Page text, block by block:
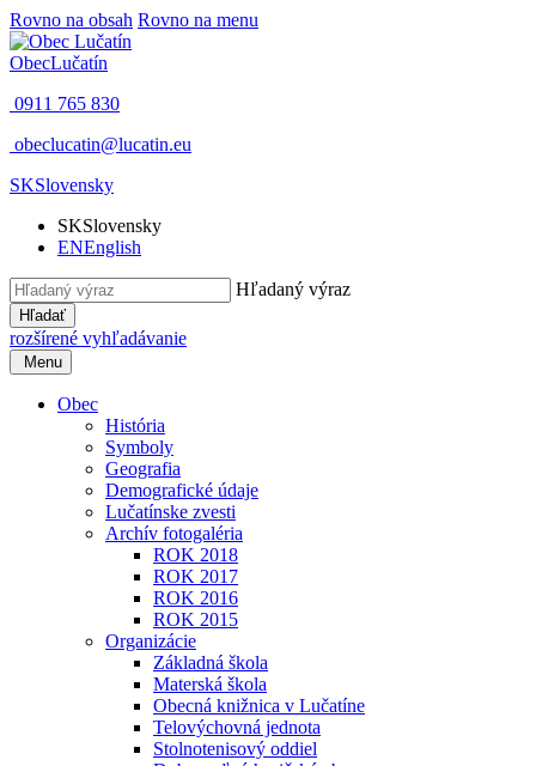
Rovno na obsah Rovno na menu
ObecLučatín
0911 765 830
obeclucatin@lucatin.eu
SKSlovensky
SKSlovensky
ENEnglish
Hľadaný výraz
Hľadať
rozšírené vyhľadávanie
Menu
Obec
História
Symboly
Geografia
Demografické údaje
Lučatínske zvesti
Archív fotogaléria
ROK 2018
ROK 2017
ROK 2016
ROK 2015
Organizácie
Základná škola
Materská škola
Obecná knižnica v Lučatíne
Telovýchovná jednota
Stolnotenisový oddiel